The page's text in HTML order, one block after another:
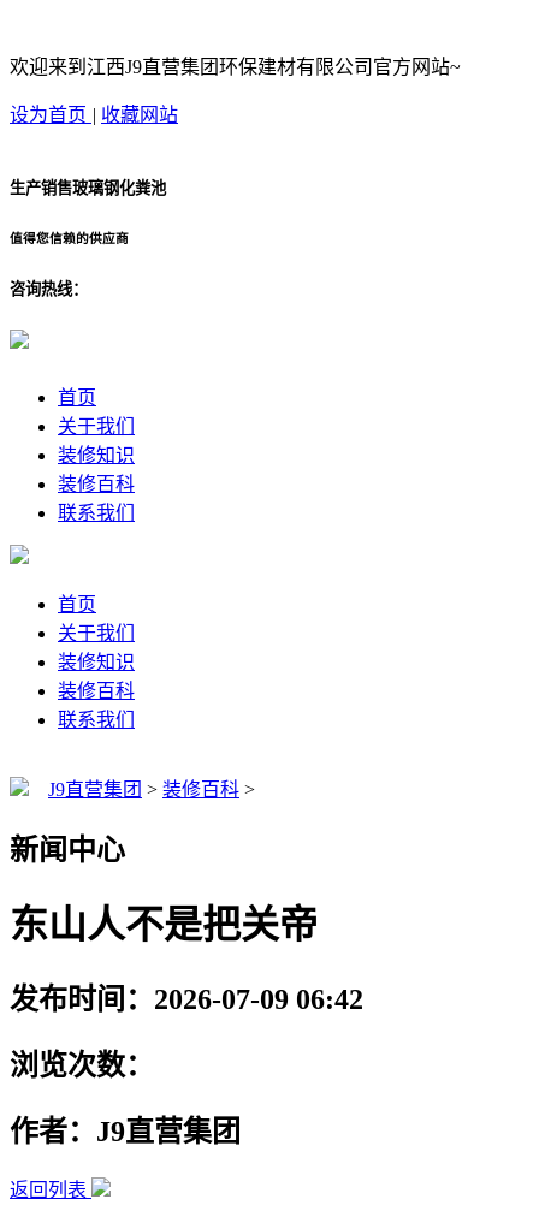
欢迎来到江西J9直营集团环保建材有限公司官方网站~
设为首页 | 收藏网站
生产销售玻璃钢化粪池
值得您信赖的供应商
咨询热线：
首页
关于我们
装修知识
装修百科
联系我们
首页
关于我们
装修知识
装修百科
联系我们
J9直营集团 > 装修百科 >
新闻中心
东山人不是把关帝
发布时间：2026-07-09 06:42
浏览次数：
作者：J9直营集团
返回列表